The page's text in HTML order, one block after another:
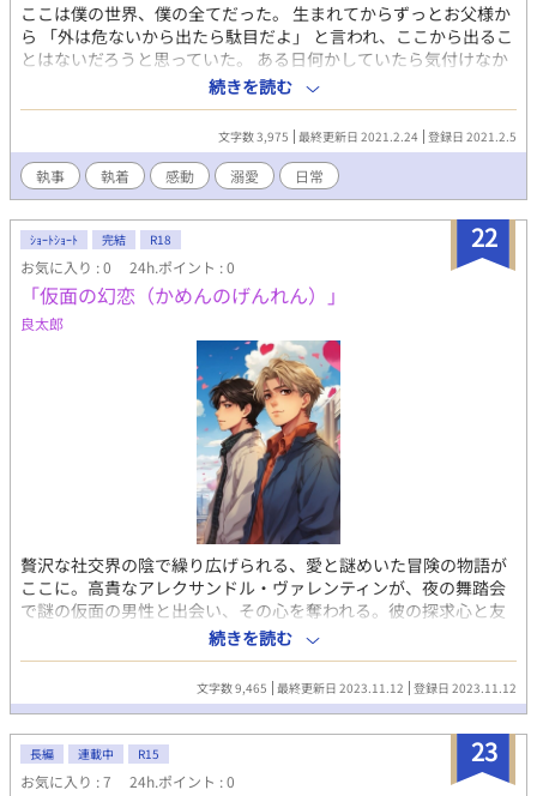
ここは僕の世界、僕の全てだった。 生まれてからずっとお父様か
ら 「外は危ないから出たら駄目だよ」 と言われ、ここから出るこ
とはないだろうと思っていた。 ある日何かしていたら気付けなか
ったくらい小さな笑い声が聞こえた。 外は危険なのに笑い声？僕
は不思議に思って、一歩外へ出てみることにした。 「お父様…」
どうしてなの？ 全3話(予約済み)+αの予定です。 年齢制限もない
BLなので多くの方に読んで頂けたら嬉しいです。
続きを読む
文字数 3,975 最終更新日 2021.2.24 登録日 2021.2.5
執事 執着 感動 溺愛 日常
22
ｼｮｰﾄｼｮｰﾄ 完結 R18
お気に入り : 0 24h.ポイント : 0
「仮面の幻恋（かめんのげんれん）」
良太郎
贅沢な社交界の陰で繰り広げられる、愛と謎めいた冒険の物語が
ここに。高貴なアレクサンドル・ヴァレンティンが、夜の舞踏会
で謎の仮面の男性と出会い、その心を奪われる。彼の探求心と友
情、そして裏社会の影の力を巡りながら、彼は愛という幻想的な
世界に足を踏み入れる。 探偵レイラ・シャープの冷静な分析、裏
社会の謎めいた男エリック・ドゥヴァルの協力、そして社交界の
富豪ヴィクター・ロマノフの嫉妬心が絡み合い、物語は複雑な人
が試練に立ち向かう中で、彼らの過去が明らかにされ、感動的な
結末へと導かれる。 「仮面の幻恋」は、愛と謎に満ちた幻想的な
続きを読む
文字数 9,465 最終更新日 2023.11.12 登録日 2023.11.12
23
長編 連載中 R15
お気に入り : 7 24h.ポイント : 0